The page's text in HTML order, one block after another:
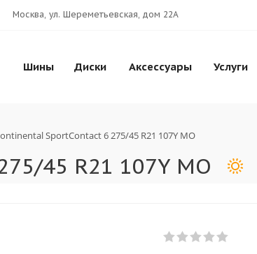
Москва, ул. Шереметьевская, дом 22А
Шины Диски Аксессуары Услуги
SportContact 6 275/45 R21 107Y MO
45 R21 107Y MO